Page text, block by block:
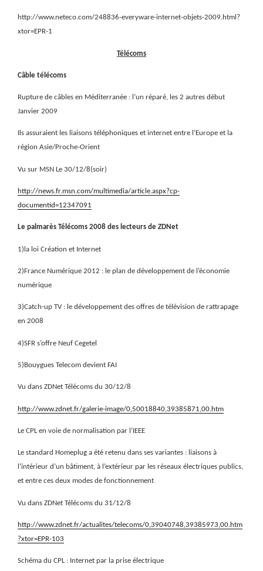
http://www.neteco.com/248836-everyware-internet-objets-2009.html?
xtor=EPR-1
Télécoms
Câble télécoms
Rupture de câbles en Méditerranée : l’un réparé, les 2 autres début
Janvier 2009
Ils assuraient les liaisons téléphoniques et internet entre l’Europe et la
région Asie/Proche-Orient
Vu sur MSN Le 30/12/8(soir)
http://news.fr.msn.com/multimedia/article.aspx?cp-
documentid=12347091
Le palmarès Télécoms 2008 des lecteurs de ZDNet
1)la loi Création et Internet
2)France Numérique 2012 : le plan de développement de l’économie
numérique
3)Catch-up TV : le développement des offres de télévision de rattrapage
en 2008
4)SFR s’offre Neuf Cegetel
5)Bouygues Telecom devient FAI
Vu dans ZDNet Télécoms du 30/12/8
http://www.zdnet.fr/galerie-image/0,50018840,39385871,00.htm
Le CPL en voie de normalisation par l’IEEE
Le standard Homeplug a été retenu dans ses variantes : liaisons à
l’intérieur d’un bâtiment, à l’extérieur par les réseaux électriques publics,
et entre ces deux modes de fonctionnement
Vu dans ZDNet Télécoms du 31/12/8
http://www.zdnet.fr/actualites/telecoms/0,39040748,39385973,00.htm
?xtor=EPR-103
Schéma du CPL : Internet par la prise électrique